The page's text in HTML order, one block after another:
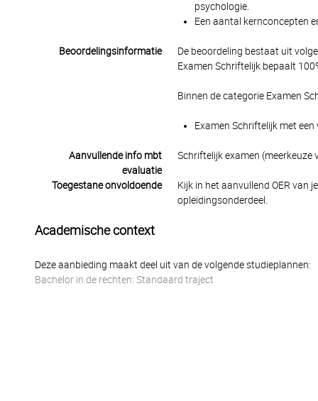
psychologie.
Een aantal kernconcepten
Beoordelingsinformatie
De beoordeling bestaat uit
Examen Schriftelijk bepaalt
Binnen de categorie Examen
Examen Schriftelijk met
Aanvullende info mbt
evaluatie
Schriftelijk examen (meerkeuze
Toegestane onvoldoende
Kijk in het aanvullend OER van
opleidingsonderdeel.
Academische context
Deze aanbieding maakt deel uit van de volgende studieplannen:
Bachelor in de rechten: Standaard traject